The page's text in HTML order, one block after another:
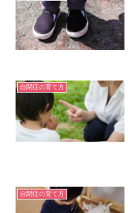
自閉症の育て方
自閉症の育て方